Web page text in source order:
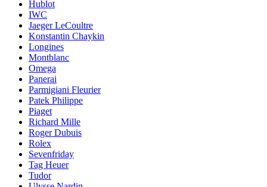
Hublot
IWC
Jaeger LeCoultre
Konstantin Chaykin
Longines
Montblanc
Omega
Panerai
Parmigiani Fleurier
Patek Philippe
Piaget
Richard Mille
Roger Dubuis
Rolex
Sevenfriday
Tag Heuer
Tudor